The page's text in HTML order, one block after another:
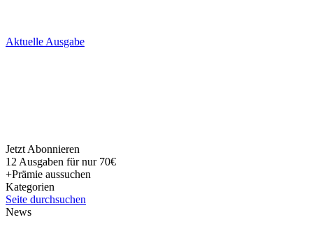
Skip
Aktuelle Ausgabe
Jetzt Abonnieren
12 Ausgaben für nur 70€
+Prämie aussuchen
Kategorien
Seite durchsuchen
News